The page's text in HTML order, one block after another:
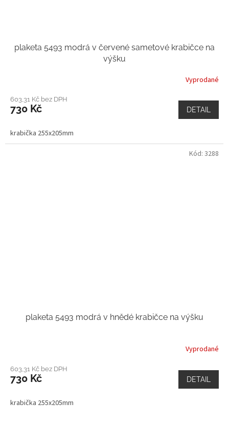
plaketa 5493 modrá v červené sametové krabičce na
výšku
Vyprodané
603,31 Kč bez DPH
730 Kč DETAIL
krabička 255x205mm
plaketa 5493 modrá v hnědé krabičce na výšku
Vyprodané
603,31 Kč bez DPH
730 Kč DETAIL
krabička 255x205mm
Kód: 3288